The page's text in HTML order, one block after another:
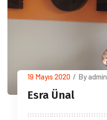
19 Mayıs 2020 / By admin
Esra Ünal